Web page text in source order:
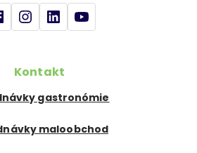
Kontakt
gastronómie
maloobchod